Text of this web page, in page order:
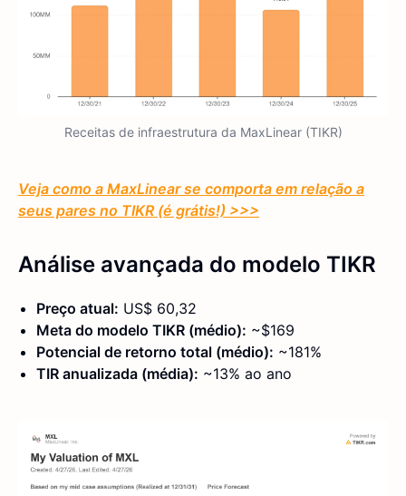
Receitas de infraestrutura da MaxLinear (TIKR)
Veja como a MaxLinear se comporta em relação a
seus pares no TIKR (é grátis!) >>>
Análise avançada do modelo TIKR
Preço atual: US$ 60,32
Meta do modelo TIKR (médio): ~$169
Potencial de retorno total (médio): ~181%
TIR anualizada (média): ~13% ao ano